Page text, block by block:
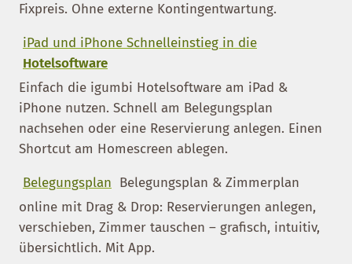
Fixpreis. Ohne externe Kontingentwartung.
iPad und iPhone Schnelleinstieg in die
Hotelsoftware
Einfach die igumbi Hotelsoftware am iPad &
iPhone nutzen. Schnell am Belegungsplan
nachsehen oder eine Reservierung anlegen. Einen
Shortcut am Homescreen ablegen.
Belegungsplan Belegungsplan & Zimmerplan
online mit Drag & Drop: Reservierungen anlegen,
verschieben, Zimmer tauschen – grafisch, intuitiv,
übersichtlich. Mit App.